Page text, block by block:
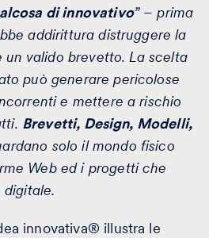
di innovativo” – prima
addirittura distruggere la
valido brevetto. La scelta
può generare pericolose
e mettere a rischio
Brevetti, Design, Modelli,
solo il mondo fisico
Web ed i progetti che
digitale.
innovativa® illustra le